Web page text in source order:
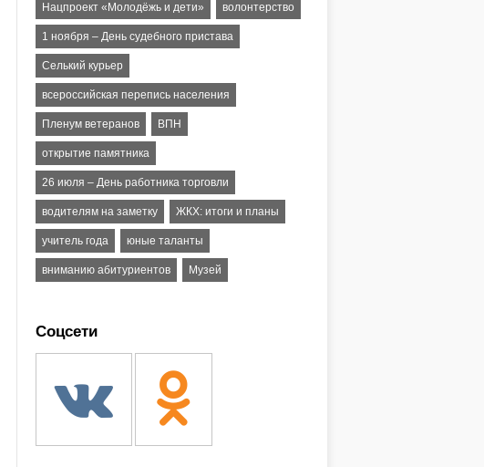
Нацпроект «Молодёжь и дети» волонтерство
1 ноября – День судебного пристава
Селький курьер
всероссийская перепись населения
Пленум ветеранов ВПН
открытие памятника
26 июля – День работника торговли
водителям на заметку ЖКХ: итоги и планы
учитель года юные таланты
вниманию абитуриентов Музей
Соцсети